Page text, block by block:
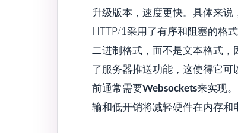
升级版本，速度更快。具体来说
HTTP/1采用了有序和阻塞的格
二进制格式，而不是文本格式
了服务器推送功能，这使得它
前通常需要Websockets来实现
输和低开销将减轻硬件在内存和